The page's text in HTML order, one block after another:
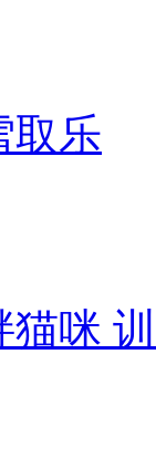
取乐
咪